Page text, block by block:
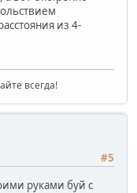
из 4-
всегда!
#5
руками буй с